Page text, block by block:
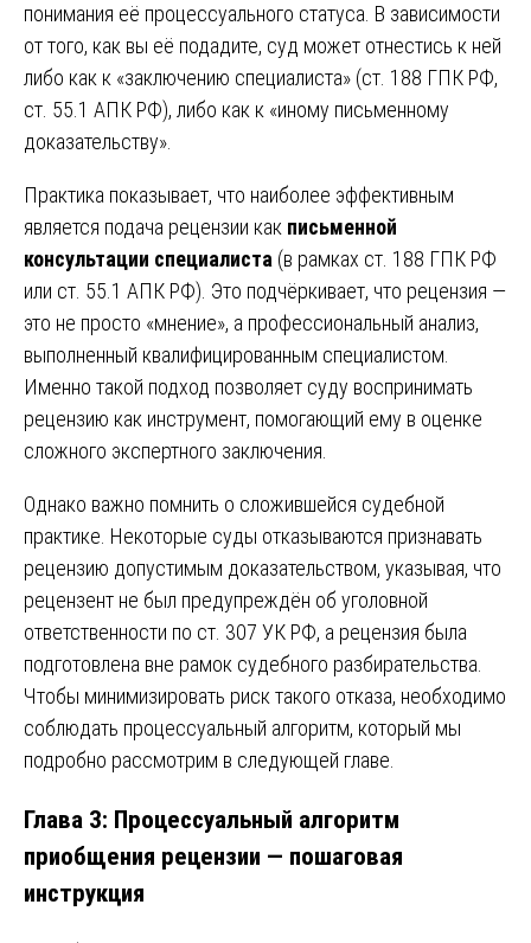
понимания её процессуального статуса. В зависимости
от того, как вы её подадите, суд может отнестись к ней
либо как к «заключению специалиста» (ст. 188 ГПК РФ,
ст. 55.1 АПК РФ), либо как к «иному письменному
доказательству».
Практика показывает, что наиболее эффективным
является подача рецензии как письменной
консультации специалиста (в рамках ст. 188 ГПК РФ
или ст. 55.1 АПК РФ). Это подчёркивает, что рецензия —
это не просто «мнение», а профессиональный анализ,
выполненный квалифицированным специалистом.
Именно такой подход позволяет суду воспринимать
рецензию как инструмент, помогающий ему в оценке
сложного экспертного заключения.
Однако важно помнить о сложившейся судебной
практике. Некоторые суды отказываются признавать
рецензию допустимым доказательством, указывая, что
рецензент не был предупреждён об уголовной
ответственности по ст. 307 УК РФ, а рецензия была
подготовлена вне рамок судебного разбирательства.
Чтобы минимизировать риск такого отказа, необходимо
соблюдать процессуальный алгоритм, который мы
подробно рассмотрим в следующей главе.
Глава 3: Процессуальный алгоритм
приобщения рецензии — пошаговая
инструкция